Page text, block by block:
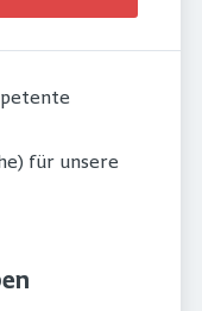
für unsere